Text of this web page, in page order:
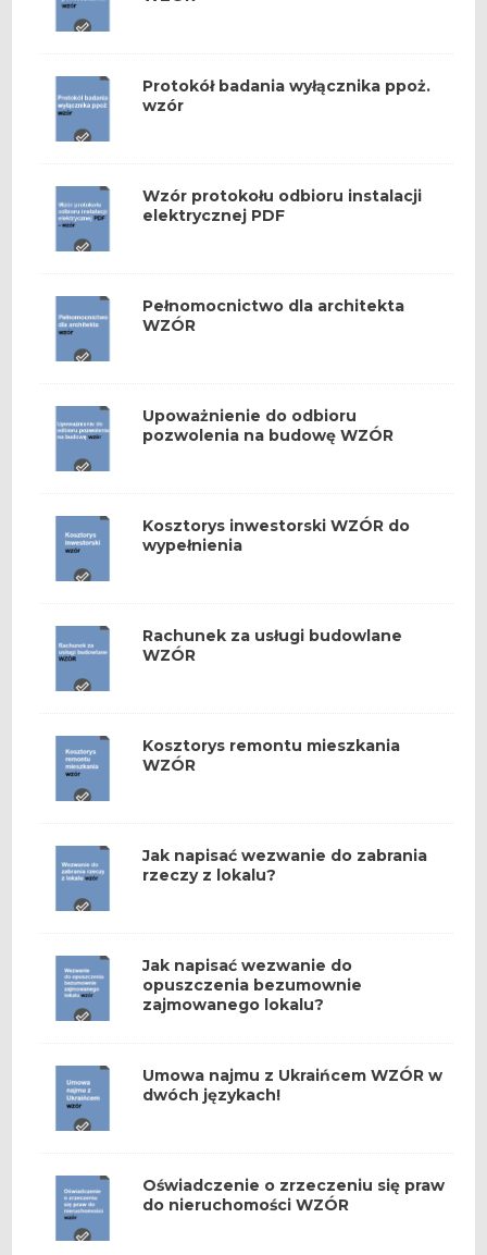
Protokół badania wyłącznika ppoż.
wzór
Wzór protokołu odbioru instalacji
elektrycznej PDF
Pełnomocnictwo dla architekta
WZÓR
Upoważnienie do odbioru
pozwolenia na budowę WZÓR
Kosztorys inwestorski WZÓR do
wypełnienia
Rachunek za usługi budowlane
WZÓR
Kosztorys remontu mieszkania
WZÓR
Jak napisać wezwanie do zabrania
rzeczy z lokalu?
Jak napisać wezwanie do
opuszczenia bezumownie
zajmowanego lokalu?
Umowa najmu z Ukraińcem WZÓR w
dwóch językach!
Oświadczenie o zrzeczeniu się praw
do nieruchomości WZÓR